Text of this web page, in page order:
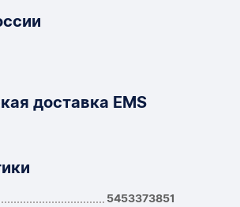
доставка EMS
5453373851